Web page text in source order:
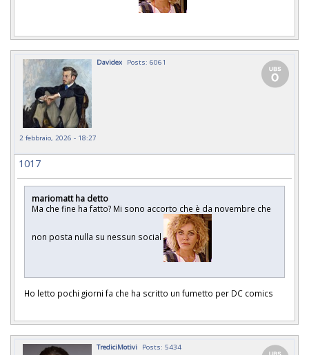
Davidex Posts: 6061
2 febbraio, 2026 - 18:27
1017
mariomatt ha detto
Ma che fine ha fatto? Mi sono accorto che è da novembre che
non posta nulla su nessun social
Ho letto pochi giorni fa che ha scritto un fumetto per DC comics
TrediciMotivi Posts: 5434